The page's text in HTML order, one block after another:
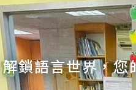
解鎖語言世界，